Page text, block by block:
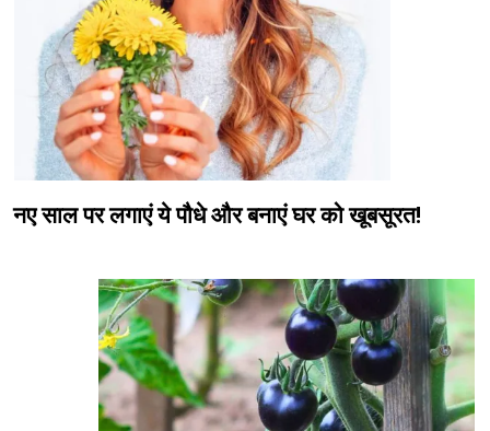
नए साल पर लगाएं ये पौधे और बनाएं घर को खूबसूरत!